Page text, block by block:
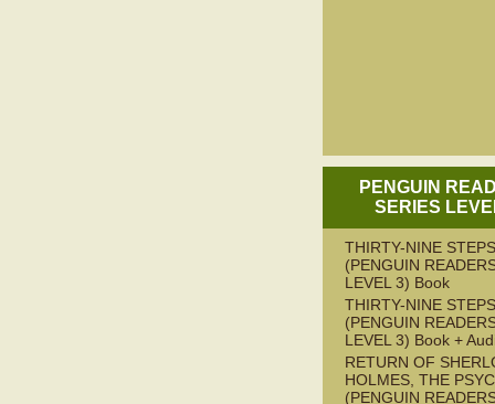
PENGUIN
SERIES
THIRTY-NINE
(PENGUIN
LEVEL 3) Book
THIRTY-NINE
(PENGUIN
LEVEL 3) Book +
RETURN OF
HOLMES, THE
(PENGUIN